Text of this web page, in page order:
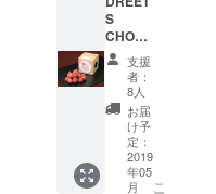
知火・
リン
ゴ）1個
(内容量
13ｇ) ④
サクサ
クチー
ズ １
個(内容
量25ｇ)
S
CHOCO
LAT 6
個 内
容量50
ｇ(10粒
前後)
支援
者：
8人
お届
け予
定：
2019
年05
月
こ